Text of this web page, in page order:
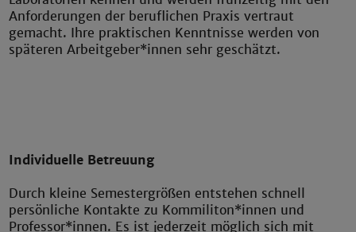
Anforderungen der beruflichen Praxis vertraut
gemacht. Ihre praktischen Kenntnisse werden von
späteren Arbeitgeber*innen sehr geschätzt.
Individuelle Betreuung
Durch kleine Semestergrößen entstehen schnell
persönliche Kontakte zu Kommiliton*innen und
Professor*innen. Es ist jederzeit möglich sich mit